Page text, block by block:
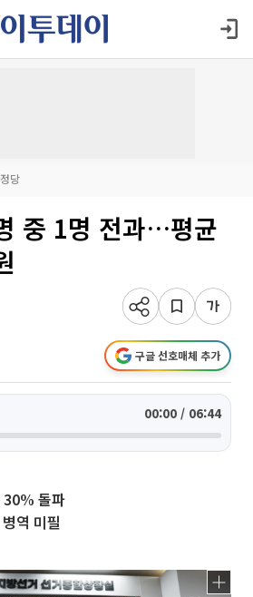
당
중 1명 전과…평균
구글 선호매체 추가
00:00 / 06:44
30% 돌파
역 미필